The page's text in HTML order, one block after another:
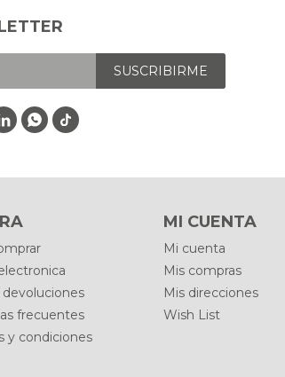
devoluciones
frecuentes
y condiciones
MI CUENTA
Mi cuenta
Mis compras
Mis direcciones
Wish List
SUSCRIBIRME
